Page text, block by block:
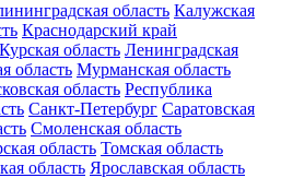
область Калужская
Краснодарский край
Курская область Ленинградская
область Мурманская область
область Республика
Санкт-Петербург Саратовская
Смоленская область
область Томская область
область Ярославская область